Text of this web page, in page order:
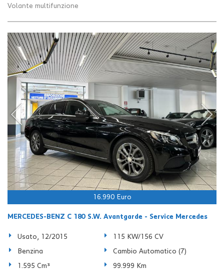
Volante multifunzione
16.990 Euro
MERCEDES-BENZ C 180 S.W. Avantgarde - Service Mercedes
Usato, 12/2015 115 KW/156 CV
Benzina Cambio Automatico (7)
1.595 Cm³ 99.999 Km